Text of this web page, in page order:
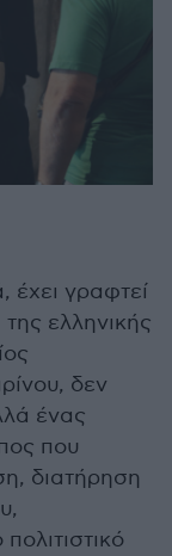
έχει γραφτεί
ελληνικής
δεν
ένας
που
διατήρηση